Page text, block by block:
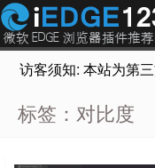
访客须知: 本站为第
标签：对比度